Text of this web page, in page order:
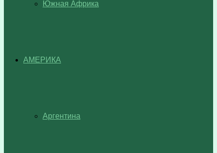
Южная Африка
АМЕРИКА
Аргентина